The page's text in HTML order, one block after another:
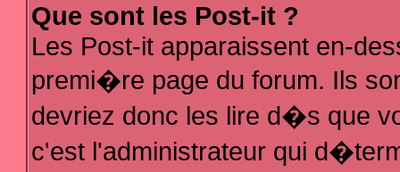
Que sont les Post-it ?
Les Post-it apparaissent en-
premi�re page du forum. Ils
devriez donc les lire d�s que
c'est l'administrateur qui